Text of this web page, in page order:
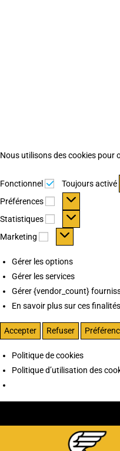
Nous utilisons des cookies pour
Fonctionnel Fonctionnel
Toujours activé
Préférences
Préférences
Statistiques Statistiques
Marketing Marketing
Gérer les options
Gérer les services
Gérer {vendor_count}
En savoir plus sur ces finalités
Accepter Refuser
Politique de cookies
Politique d’utilisation des